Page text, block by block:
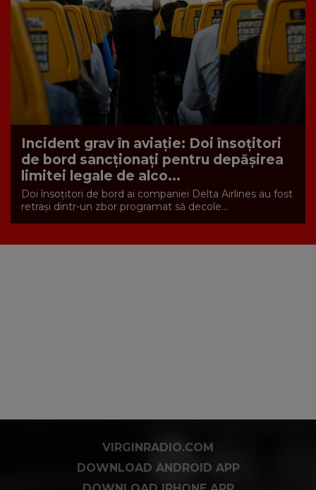
Incident grav în aviație: Doi însoțitori
de bord sancționați pentru depășirea
limitei legale de alco...
Doi însoțitori de bord ai companiei Delta Airlines au fost
retrași dintr-un zbor programat să decole...
VIRGINRADIO.COM
DOWNLOAD ANDROID APP